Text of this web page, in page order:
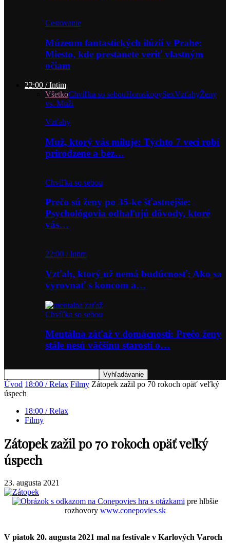
Cestovanie
Múzeum fantastických ilúzií v Prahe:
Miesto, kde prestanete veriť vlastným
očiam
22:00 / Intim
VšetkoChvíľka so sebouHoroskopySexVzťahyŽeny
vs. Muži
Vzťahy
Muž, ktorý vás miluje: Týchto 7 vecí robí
prirodzene a bez…
Chvíľka so sebou
Prečo sú ženy po 35-ke šťastnejšie:
Psychológovia odhaľujú dôvody, ktoré
vás…
22:00 / Intim
Vzťah, ktorý už nemá budúcnosť: Ako sa
vyrovnať s koncom a…
Chvíľka so sebou
Mentálna záťaž v domácnosti: Prečo ženy
stále nesú väčšinu starostí o…
Úvod 18:00 / Relax Filmy Zátopek zažil po 70 rokoch opäť veľký
úspech
18:00 / Relax
Filmy
Zátopek zažil po 70 rokoch opäť veľký
úspech
23. augusta 2021
hra s otázkami pre hlbšie
rozhovory www.conepovies.sk
V piatok 20. augusta 2021 mal na festivale v Karlových Varoch